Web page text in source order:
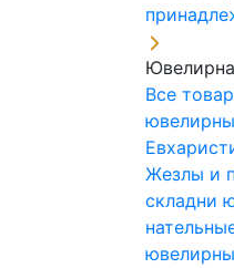
Все
Жезлы и
складни